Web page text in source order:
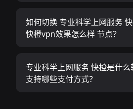
如何切换 专业科学上网服务
快橙vpn效果怎么样 节点？
专业科学上网服务 快橙是什
支持哪些支付方式？